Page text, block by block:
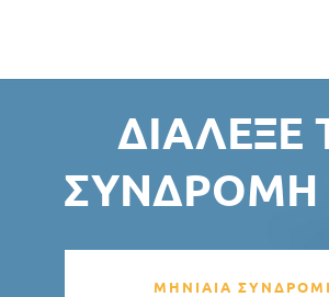
ΔΙΆΛΕΞΕ
ΣΥΝΔΡΟΜΉ
ΜΗΝΙΑΙΑ